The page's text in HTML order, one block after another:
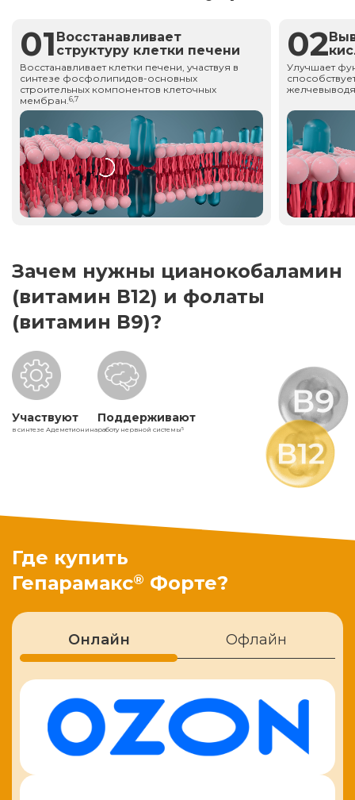
01 Восстанавливает
структуру клетки печени
Восстанавливает клетки печени, участвуя в
синтезе фосфолипидов-основных
строительных компонентов клеточных
мембран.6,7
02
Улучшает
Зачем нужны цианокобаламин
(витамин В12) и фолаты
(витамин В9)?
Участвуют
в синтезе Адеметионина
Поддерживают
работу нервной системы5
Где купить
Гепарамакс® Форте?
Онлайн Офлайн